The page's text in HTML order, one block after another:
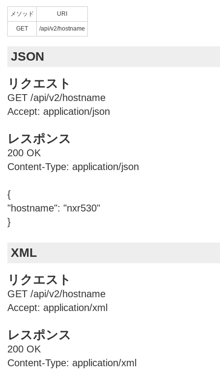
メソッド URI
GET /api/v2/hostname
JSON
リクエスト
GET /api/v2/hostname
Accept: application/json
レスポンス
200 OK
Content-Type: application/json
{
"hostname": "nxr530"
}
XML
リクエスト
GET /api/v2/hostname
Accept: application/xml
レスポンス
200 OK
Content-Type: application/xml